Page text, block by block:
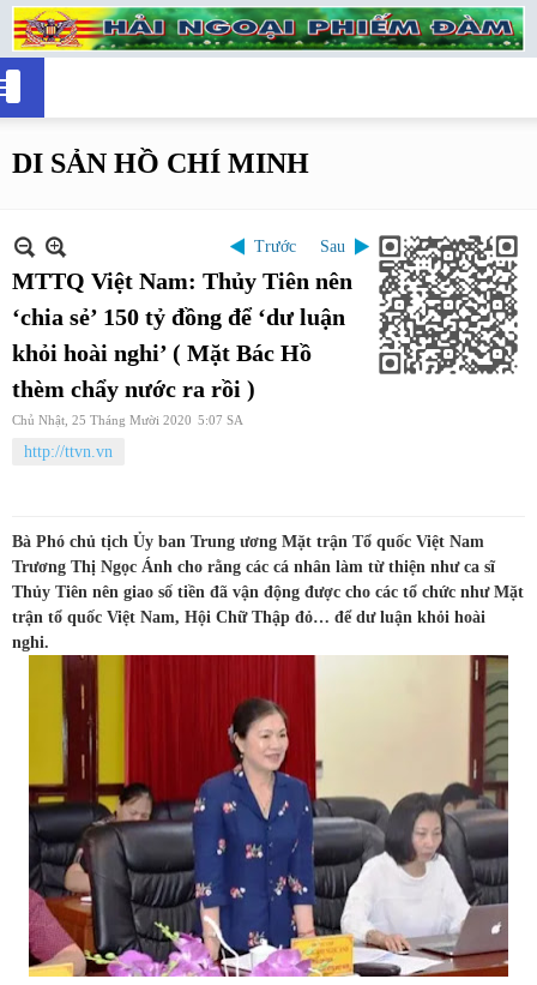
DI SẢN HỒ CHÍ MINH
Trước Sau
MTTQ Việt Nam: Thủy Tiên nên
‘chia sẻ’ 150 tỷ đồng để ‘dư luận
khỏi hoài nghi’ ( Mặt Bác Hồ
thèm chẩy nước ra rồi )
Chủ Nhật, 25 Tháng Mười 2020 5:07 SA
http://ttvn.vn
Bà Phó chủ tịch Ủy ban Trung ương Mặt trận Tổ quốc Việt Nam
Trương Thị Ngọc Ánh cho rằng các cá nhân làm từ thiện như ca sĩ
Thủy Tiên nên giao số tiền đã vận động được cho các tổ chức như Mặt
trận tổ quốc Việt Nam, Hội Chữ Thập đỏ… để dư luận khỏi hoài
nghi.